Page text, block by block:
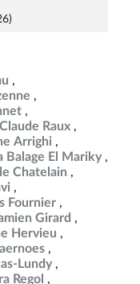
Raux
Arrighi
Balage El Mariky
Chatelain
Fournier
Girard
Hervieu
Lundy
Regol